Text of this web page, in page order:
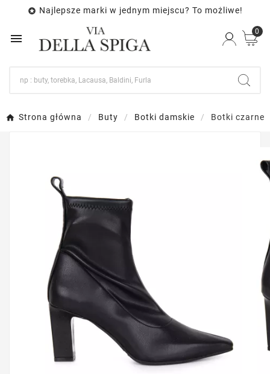
 Najlepsze marki w jednym miejscu? To możliwe!

0
Strona główna Buty Botki damskie Botki czarne